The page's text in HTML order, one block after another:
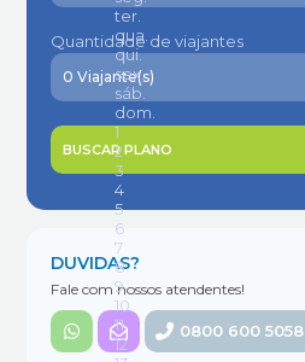
Quantidade de viajantes
BUSCAR PLANO
DUVIDAS?
Fale com nossos atendentes!
0800 600 5058